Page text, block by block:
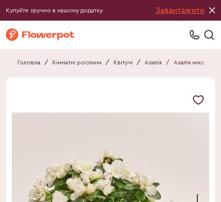
Купуйте зручно в нашому додатку Завантажити
Головна / Кімнатні рослини / Квітучі / Азалія / Азалія мікс